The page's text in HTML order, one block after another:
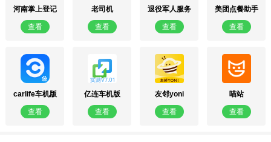
河南掌上登记
app官方版
查看
老司机
查看
退役军人服务
app2026最新
版
查看
美团点餐助手
查看
carlife车机版
4.0安装包(带无
线WIFI)
查看
亿连车机版
V7.0最新版(亿
连手机互联)
查看
友邻yoni
查看
喵站
查看